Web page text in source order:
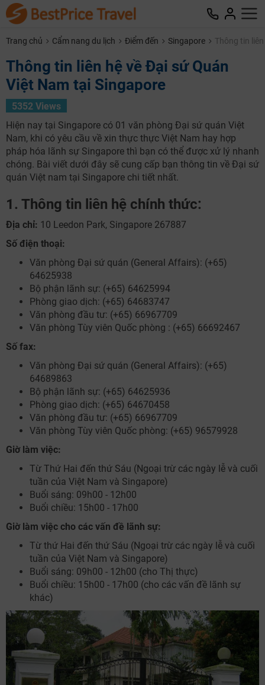
Trang chủ Cẩm nang du lịch Điểm đến Singapore Thông tin
Thông tin liên hệ về Đại sứ Quán
Việt Nam tại Singapore
5352 Views
Hiện nay tại Singapore có 01 văn phòng Đại sứ quán Việt
Nam, khi có yêu cầu về xin thực thực Việt Nam hay hợp
pháp hóa lãnh sự Singapore thì bạn có thể được xử lý nhanh
chóng. Bài viết dưới đây sẽ cung cấp bạn thông tin về Đại sứ
quán Việt nam tại Singapore chi tiết nhất.
1. Thông tin liên hệ chính thức:
Địa chỉ: 10 Leedon Park, Singapore 267887
Số điện thoại:
Văn phòng Đại sứ quán (General Affairs): (+65)
64625938
Bộ phận lãnh sự: (+65) 64625994
Phòng giao dịch: (+65) 64683747
Văn phòng đầu tư: (+65) 66967709
Văn phòng Tùy viên Quốc phòng : (+65) 66692467
Số fax:
Văn phòng Đại sứ quán (General Affairs): (+65)
64689863
Bộ phận lãnh sự: (+65) 64625936
Phòng giao dịch: (+65) 64670458
Văn phòng đầu tư: (+65) 66967709
Văn phòng Tùy viên Quốc phòng: (+65) 96579928
Giờ làm việc:
Từ Thứ Hai đến thứ Sáu (Ngoại trừ các ngày lễ và cuối
tuần của Việt Nam và Singapore)
Buổi sáng: 09h00 - 12h00
Buổi chiều: 15h00 - 17h00
Giờ làm việc cho các vấn đề lãnh sự:
Từ thứ Hai đến thứ Sáu (Ngoại trừ các ngày lễ và cuối
tuần của Việt Nam và Singapore)
Buổi sáng: 09h00 - 12h00 (cho Thị thực)
Buổi chiều: 15h00 - 17h00 (cho các vấn đề lãnh sự
khác)
TƯ VẤN NGAY
TƯ VẤN NGAY
TƯ VẤN NGAY
TƯ VẤN NGAY